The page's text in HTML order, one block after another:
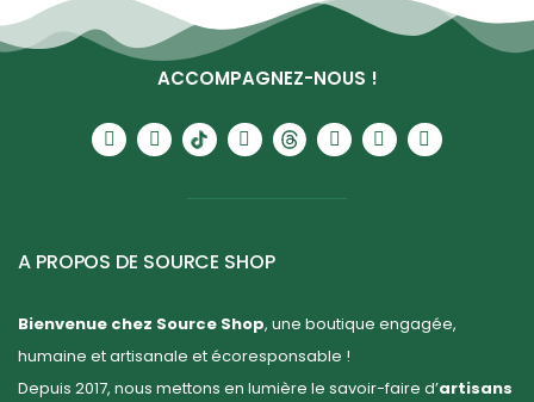
ACCOMPAGNEZ-NOUS !
A PROPOS DE SOURCE SHOP
Bienvenue chez Source Shop, une boutique engagée,
humaine et artisanale et écoresponsable !
Depuis 2017, nous mettons en lumière le savoir-faire d’artisans